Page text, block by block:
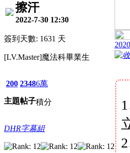
擦汗
2022-7-30 12:30
簽到天數: 1631 天
[LV.Master]魔法科畢業生
200
主題
2348
帖子
6萬
積分
DHR字幕組